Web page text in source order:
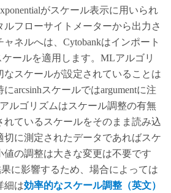
がスケール表示に用いられ
ルフローサイトメーターから出力さ
ネルへは、Cytobankはインポート
ケールを適用します。MLアルゴリ
なスケールが設定されていることは
arcsinhスケールではargumentに注
ルゴリズムはスケール調整の有無
れているスケールをそのまま読み込
切に測定されたデータであればスケ
値の調整は大きな変更は不要です
果に影響するため、場合によっては
細は効率的なスケール調整（英文）